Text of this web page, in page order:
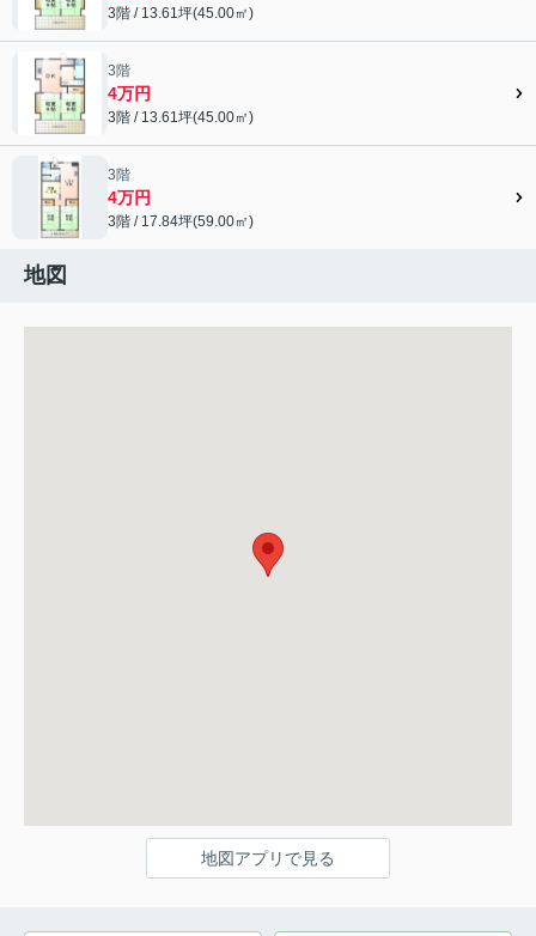
3階 / 13.61坪(45.00㎡)
3階
4万円
3階 / 13.61坪(45.00㎡)
3階
4万円
3階 / 17.84坪(59.00㎡)
地図
地図アプリで見る